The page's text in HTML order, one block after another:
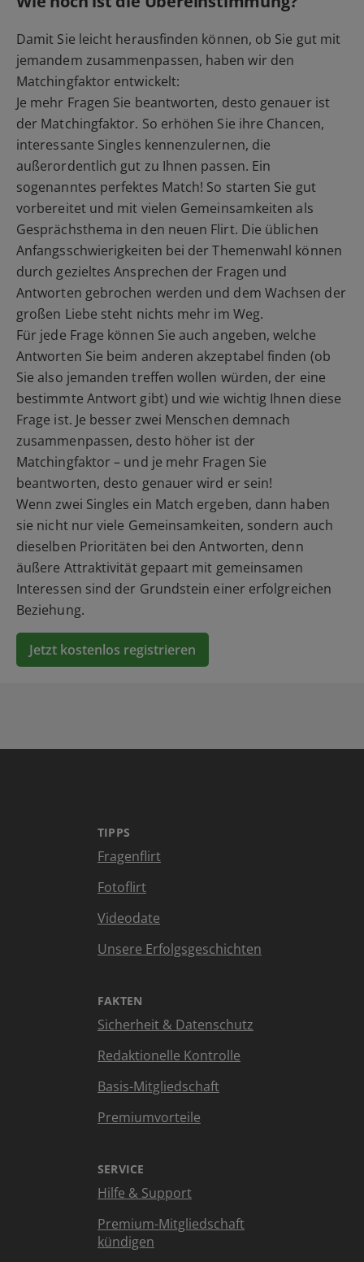
Damit Sie leicht herausfinden können, ob Sie gut mit
jemandem zusammenpassen, haben wir den
Matchingfaktor entwickelt:
Je mehr Fragen Sie beantworten, desto genauer ist
der Matchingfaktor. So erhöhen Sie ihre Chancen,
interessante Singles kennenzulernen, die
außerordentlich gut zu Ihnen passen. Ein
sogenanntes perfektes Match! So starten Sie gut
vorbereitet und mit vielen Gemeinsamkeiten als
Gesprächsthema in den neuen Flirt. Die üblichen
Anfangsschwierigkeiten bei der Themenwahl können
durch gezieltes Ansprechen der Fragen und
Antworten gebrochen werden und dem Wachsen der
großen Liebe steht nichts mehr im Weg.
Für jede Frage können Sie auch angeben, welche
Antworten Sie beim anderen akzeptabel finden (ob
Sie also jemanden treffen wollen würden, der eine
bestimmte Antwort gibt) und wie wichtig Ihnen diese
Frage ist. Je besser zwei Menschen demnach
zusammenpassen, desto höher ist der
Matchingfaktor – und je mehr Fragen Sie
beantworten, desto genauer wird er sein!
Wenn zwei Singles ein Match ergeben, dann haben
sie nicht nur viele Gemeinsamkeiten, sondern auch
dieselben Prioritäten bei den Antworten, denn
äußere Attraktivität gepaart mit gemeinsamen
Interessen sind der Grundstein einer erfolgreichen
Beziehung.
Jetzt kostenlos registrieren
TIPPS
Fragenflirt
Fotoflirt
Videodate
Unsere Erfolgsgeschichten
FAKTEN
Sicherheit & Datenschutz
Redaktionelle Kontrolle
Basis-Mitgliedschaft
Premiumvorteile
SERVICE
Hilfe & Support
Premium-Mitgliedschaft
kündigen